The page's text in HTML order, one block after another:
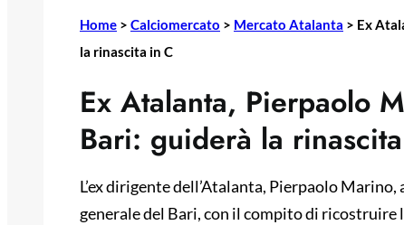
Home > Calciomercato > Mercato Atalanta > Ex
la rinascita in C
Ex Atalanta, Pierpaolo
Bari: guiderà la
L’ex dirigente dell’Atalanta, Pierpaolo
generale del Bari, con il compito di ricostruire